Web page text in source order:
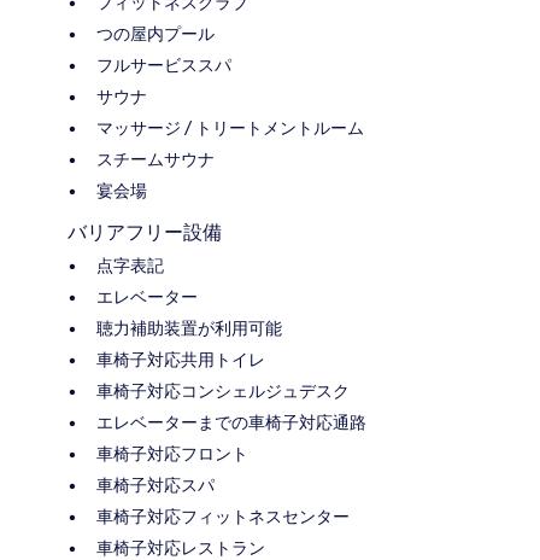
つの屋内プール
フルサービススパ
サウナ
マッサージ / トリートメントルーム
スチームサウナ
宴会場
バリアフリー設備
点字表記
エレベーター
聴力補助装置が利用可能
車椅子対応共用トイレ
車椅子対応コンシェルジュデスク
エレベーターまでの車椅子対応通路
車椅子対応フロント
車椅子対応スパ
車椅子対応フィットネスセンター
車椅子対応レストラン